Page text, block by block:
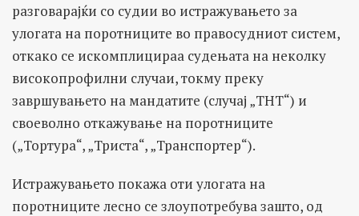
разговарајќи со судии во истражувањето за
улогата на поротниците во правосудниот систем,
откако се искомплицираа судењата на неколку
високопрофилни случаи, токму преку
завршувањето на мандатите (случај „ТНТ“) и
своеволно откажување на поротниците
(„Тортура“, „Триста“, „Транспортер“).
Истражувањето покажа оти улогата на
поротниците лесно се злоупотребува зашто, од